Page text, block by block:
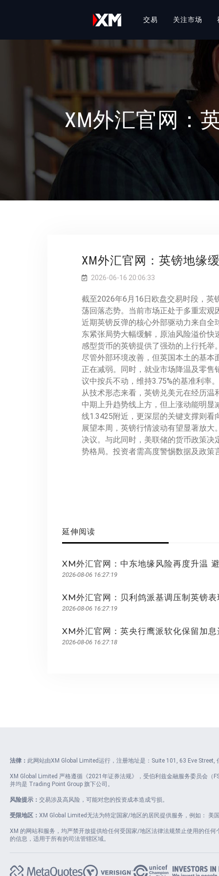
交易 关注市场
XM外汇官网：
XM外汇官网：英镑地缘
2026-06-16 20:06:33
截至2026年6月16日欧盘交易时段，英
荡回落态势。当前市场正处于多重宏观
近期英镑反弹的核心外部驱动力来自
东紧张局势大幅缓解，原油风险溢价
感型货币的英镑提供了强劲的上行托举
尽管外部环境改善，但英国本土的基本
正在减弱。同时，就业市场降温及零售
议中按兵不动，维持3.75%的基准利率
从技术形态来看，英镑兑美元在经历
中期上升趋势线上方，但上涨动能明
线1.3425附近，更深层的关键支撑则看
展望本周，英镑行情波动有望显著放大
决议。与此同时，美联储的货币政策
势格局。投资者需高度警惕数据及政策
延伸阅读
XM外汇官网：中东地缘风险再度升温
2026-08-06 16:27:19
XM外汇官网：贝利鸽派基调压制英镑表
2026-08-06 16:27:19
XM外汇官网：英央行鹰派软化保留加
2026-08-06 16:27:18
法律： 此网站由XM Global Limited运行，注册地址是：Suite 101, 63 Eve Street,
XM Global Limited 严格遵循《2021年证券法规》，受伯利兹金融服务委员会
并均是 Trading Point Group 旗下公司。
风险提示： 交易涉及高风险，可能对您的投资成本造成亏损。
受限地区： XM Global Limited无法为特定国家/地区的居民提供服务，例如： 美
XM 的网站和服务，均严禁开放提供给任何受国家/地区法律法规禁止使用的任
的信息，适用于所有的司法管辖区域。